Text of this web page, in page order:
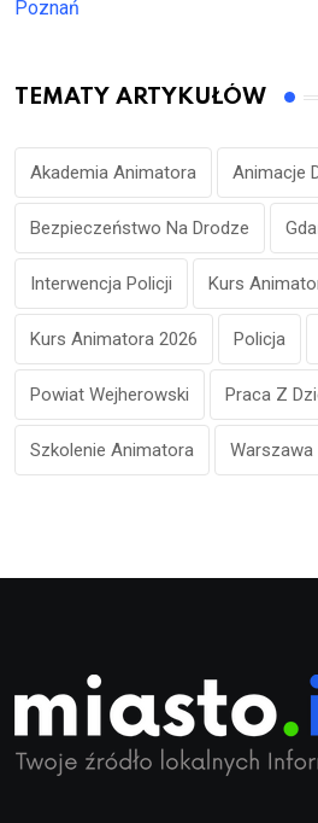
Poznań
TEMATY ARTYKUŁÓW
Akademia Animatora Animacje
Bezpieczeństwo Na Drodze
Interwencja Policji Kurs
Kurs Animatora 2026 Policja
Powiat Wejherowski Praca Z
Szkolenie Animatora Warszawa